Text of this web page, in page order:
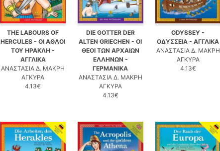
THE LABOURS OF
HERCULES - ΟΙ ΑΘΛΟΙ
ΤΟΥ ΗΡΑΚΛΗ -
ΑΓΓΛΙΚΑ
ΑΝΑΣΤΑΣΙΑ Δ. ΜΑΚΡΗ
ΑΓΚΥΡΑ
4.13€
DIE GOTTER DER
ALTEN GRIECHEN - ΟΙ
ΘΕΟΙ ΤΩΝ ΑΡΧΑΙΩΝ
ΕΛΛΗΝΩΝ -
ΓΕΡΜΑΝΙΚΑ
ΑΝΑΣΤΑΣΙΑ Δ. ΜΑΚΡΗ
ΑΓΚΥΡΑ
4.13€
ODYSSEY -
ΟΔΥΣΣΕΙΑ - ΑΓΓΛΙΚΑ
ΑΝΑΣΤΑΣΙΑ Δ. ΜΑΚΡΗ
ΑΓΚΥΡΑ
4.13€